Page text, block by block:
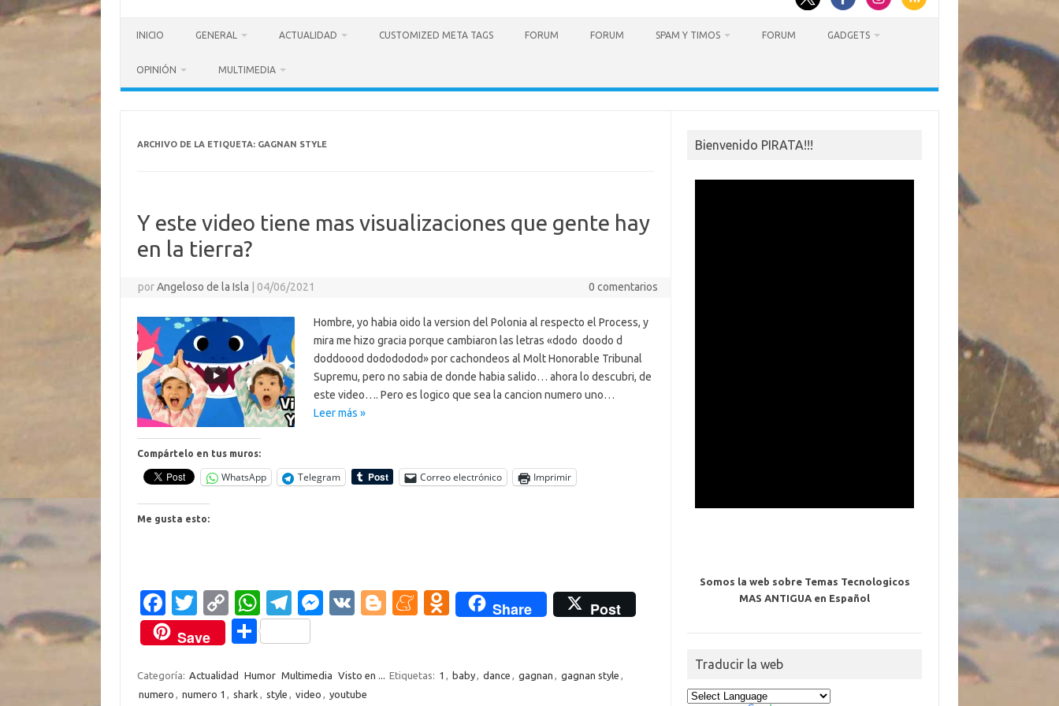
INICIO GENERAL ACTUALIDAD CUSTOMIZED META TAGS FORUM FORUM SPAM Y TIMOS FORUM GADGETS
OPINIÓN MULTIMEDIA
ARCHIVO DE LA ETIQUETA: GAGNAN STYLE
Y este video tiene mas visualizaciones que gente hay
en la tierra?
porAngeloso de la Isla 04/06/2021 0 comentarios
Hombre, yo habia oido la version del Polonia al respecto el Process, y
mira me hizo gracia porque cambiaron las letras «dodo doodo d
doddoood dodododod» por cachondeos al Molt Honorable Tribunal
Supremu, pero no sabia de donde habia salido… ahora lo descubri, de
este video…. Pero es logico que sea la cancion numero uno…
Leer más »
Compártelo en tus muros:
WhatsApp Telegram Correo electrónico Imprimir
Me gusta esto:
Fa
c
e
b
T
w
it
te
C
o
p
y
W
h
at
s
T
el
e
gr
M
n
V
Bl
g
M
e
O
o
Share
Post
Save
C
m
Categoría: Actualidad Humor Multimedia Visto en ... Etiquetas: 1 , baby, dance , gagnan , gagnan style ,
numero , numero 1 , shark , style , video , youtube
Bienvenido PIRATA!!!
Somos la web sobre Temas Tecnologicos
MAS ANTIGUA en Español
Traducir la web